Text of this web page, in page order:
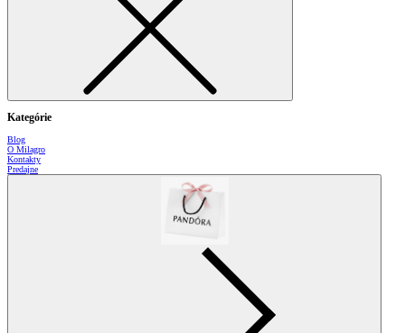
Kategórie
Blog
O Milagro
Kontakty
Predajne